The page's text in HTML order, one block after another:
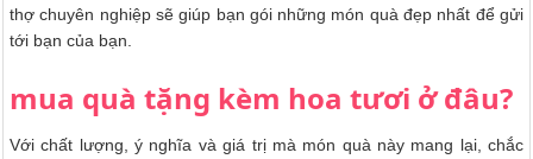
thợ chuyên nghiệp sẽ giúp bạn gói những món quà đẹp nhất để gửi
tới bạn của bạn.
mua quà tặng kèm hoa tươi ở đâu?
Với chất lượng, ý nghĩa và giá trị mà món quà này mang lại, chắc